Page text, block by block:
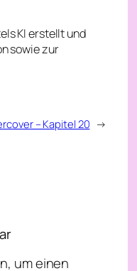
KI erstellt und
sowie zur
– Kapitel 20 →
um einen